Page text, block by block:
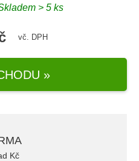
> 5 ks
vč. DPH
»
Kč